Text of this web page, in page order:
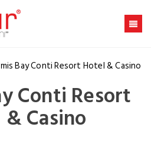
Bay Conti Resort Hotel & Casino
Conti Resort
Casino